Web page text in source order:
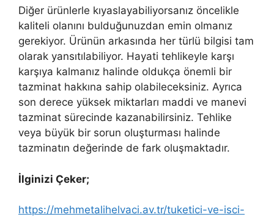
Diğer ürünlerle kıyaslayabiliyorsanız öncelikle
kaliteli olanını bulduğunuzdan emin olmanız
gerekiyor. Ürünün arkasında her türlü bilgisi tam
olarak yansıtılabiliyor. Hayati tehlikeyle karşı
karşıya kalmanız halinde oldukça önemli bir
tazminat hakkına sahip olabileceksiniz. Ayrıca
son derece yüksek miktarları maddi ve manevi
tazminat sürecinde kazanabilirsiniz. Tehlike
veya büyük bir sorun oluşturması halinde
tazminatın değerinde de fark oluşmaktadır.
İlginizi Çeker;
https://mehmetalihelvaci.av.tr/tuketici-ve-isci-